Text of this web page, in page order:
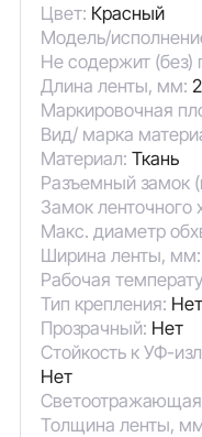
Цвет: Красный
Модель/
Не содержит (без)
Длина ленты, мм:
Маркировочная
Вид/ марка
Материал: Ткань
Разъемный замок
Замок ленточного
Макс. диаметр
Ширина ленты, мм:
Рабочая
Тип крепления:
Прозрачный: Нет
Стойкость к УФ-
Нет
Светоотражающая
Толщина ленты,